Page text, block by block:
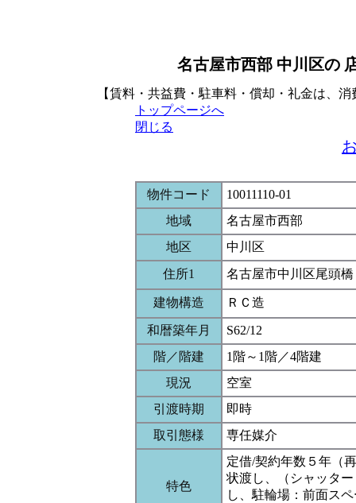
名古屋市西部 中川区の
【賃料・共益費・駐車料・償却・礼金は、
トップページへ
閉じる
物件コード
10011110-01
地域
名古屋市西部
地区
中川区
住所1
名古屋市中川区尾頭橋
建物構造 ＲＣ造
和暦築年月
S62/12
階／階建
1階～1階／4階建
現況
空室
引渡時期
即時
取引態様
専任媒介
特色
定借/契約年数５年（
状渡し、（シャッタ
し、駐輪場：前面ス